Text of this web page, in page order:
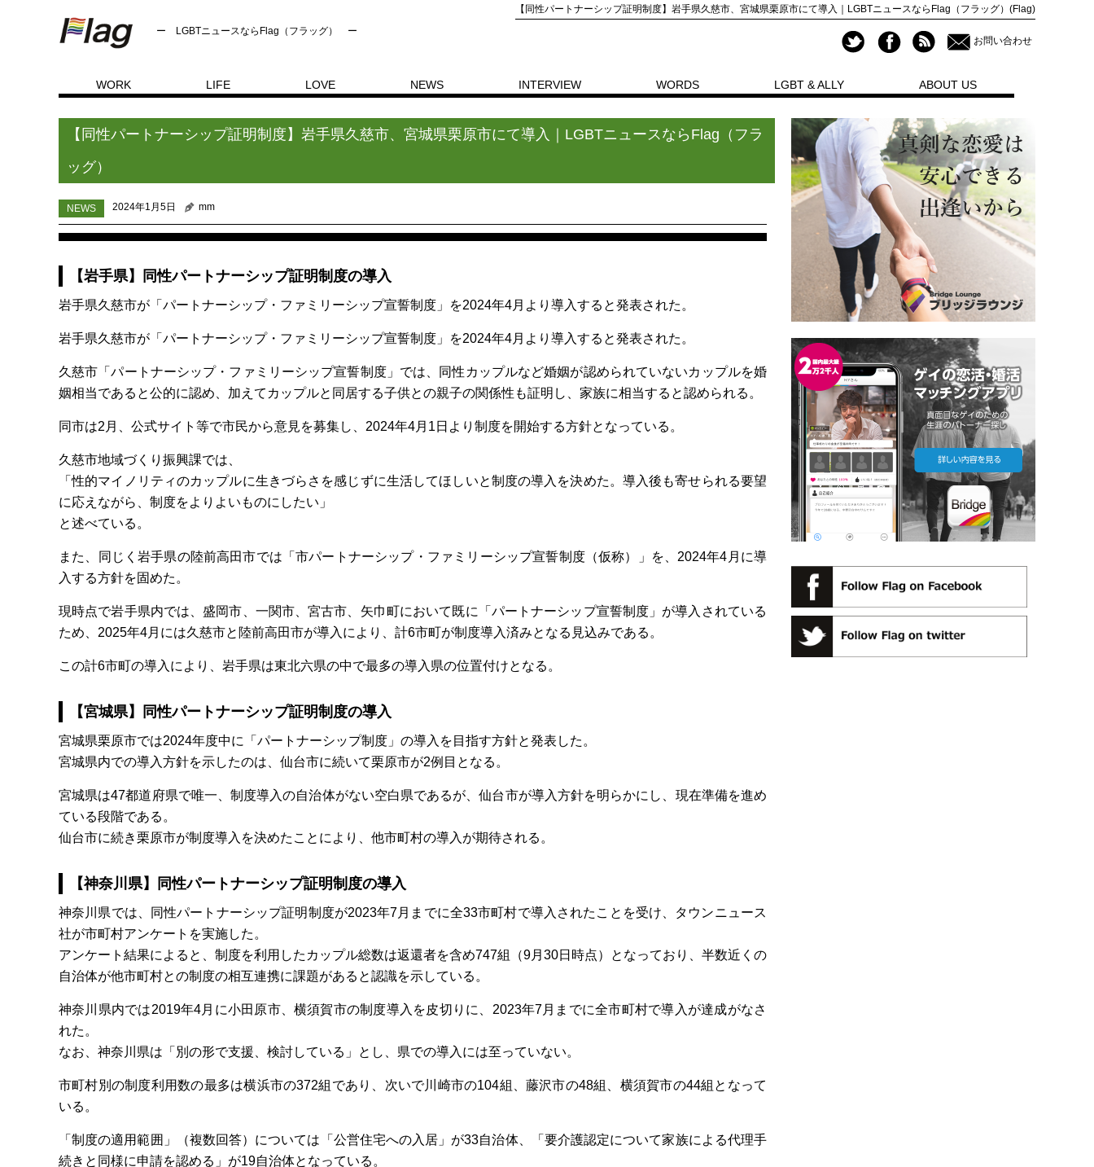
【同性パートナーシップ証明制度】岩手県久慈市、宮城県栗原市にて導入｜LGBTニュースならFlag（フラッグ）(Flag)
ー LGBTニュースならFlag（フラッグ） ー
お問い合わせ
WORK LIFE LOVE NEWS INTERVIEW WORDS LGBT & ALLY ABOUT US
トップページ NEWS 【同性パートナーシップ証明制度】岩手県久慈市、宮城県栗原市にて導入｜LGBTニュースならFlag（フラッグ）
【同性パートナーシップ証明制度】岩手県久慈市、宮城県栗原市にて導入｜LGBTニュースならFlag（フラ
ッグ）
NEWS 2024年1月5日 mm
【岩手県】同性パートナーシップ証明制度の導入
岩手県久慈市が「パートナーシップ・ファミリーシップ宣誓制度」を2024年4月より導入すると発表された。
岩手県久慈市が「パートナーシップ・ファミリーシップ宣誓制度」を2024年4月より導入すると発表された。
久慈市「パートナーシップ・ファミリーシップ宣誓制度」では、同性カップルなど婚姻が認められていないカップルを婚
姻相当であると公的に認め、加えてカップルと同居する子供との親子の関係性も証明し、家族に相当すると認められる。
同市は2月、公式サイト等で市民から意見を募集し、2024年4月1日より制度を開始する方針となっている。
久慈市地域づくり振興課では、
「性的マイノリティのカップルに生きづらさを感じずに生活してほしいと制度の導入を決めた。導入後も寄せられる要望
に応えながら、制度をよりよいものにしたい」
と述べている。
また、同じく岩手県の陸前高田市では「市パートナーシップ・ファミリーシップ宣誓制度（仮称）」を、2024年4月に導
入する方針を固めた。
現時点で岩手県内では、盛岡市、一関市、宮古市、矢巾町において既に「パートナーシップ宣誓制度」が導入されている
ため、2025年4月には久慈市と陸前高田市が導入により、計6市町が制度導入済みとなる見込みである。
この計6市町の導入により、岩手県は東北六県の中で最多の導入県の位置付けとなる。
【宮城県】同性パートナーシップ証明制度の導入
宮城県栗原市では2024年度中に「パートナーシップ制度」の導入を目指す方針と発表した。
宮城県内での導入方針を示したのは、仙台市に続いて栗原市が2例目となる。
宮城県は47都道府県で唯一、制度導入の自治体がない空白県であるが、仙台市が導入方針を明らかにし、現在準備を進め
ている段階である。
仙台市に続き栗原市が制度導入を決めたことにより、他市町村の導入が期待される。
【神奈川県】同性パートナーシップ証明制度の導入
神奈川県では、同性パートナーシップ証明制度が2023年7月までに全33市町村で導入されたことを受け、タウンニュース
社が市町村アンケートを実施した。
アンケート結果によると、制度を利用したカップル総数は返還者を含め747組（9月30日時点）となっており、半数近くの
自治体が他市町村との制度の相互連携に課題があると認識を示している。
神奈川県内では2019年4月に小田原市、横須賀市の制度導入を皮切りに、2023年7月までに全市町村で導入が達成がなさ
れた。
なお、神奈川県は「別の形で支援、検討している」とし、県での導入には至っていない。
市町村別の制度利用数の最多は横浜市の372組であり、次いで川崎市の104組、藤沢市の48組、横須賀市の44組となって
いる。
「制度の適用範囲」（複数回答）については「公営住宅への入居」が33自治体、「要介護認定について家族による代理手
続きと同様に申請を認める」が19自治体となっている。